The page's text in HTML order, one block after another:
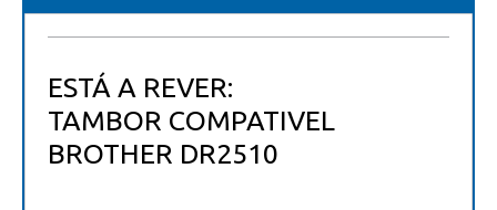
ESTÁ A REVER:
TAMBOR COMPATIVEL
BROTHER DR2510